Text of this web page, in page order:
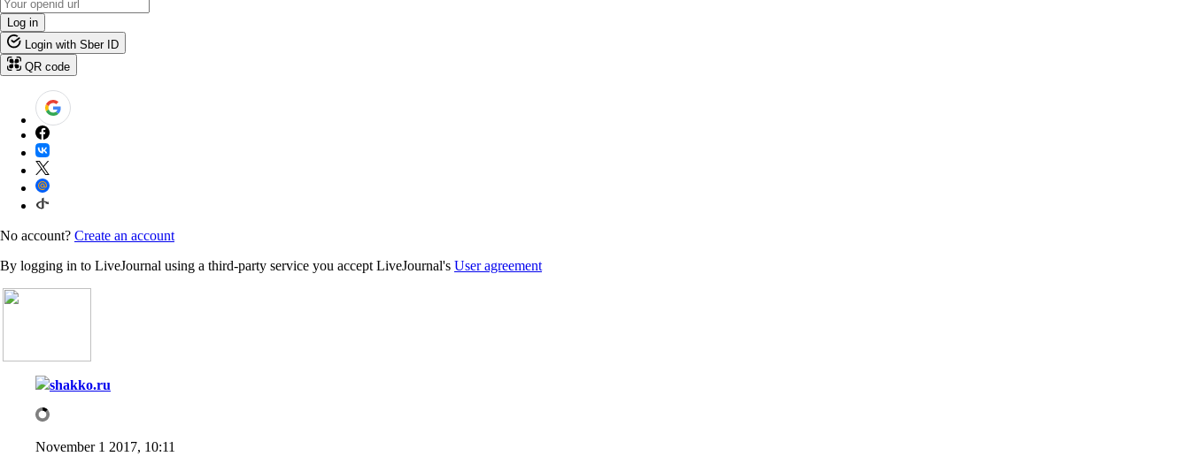
Log in
Login with Sber ID
QR code
No account? Create an account
By logging in to LiveJournal using a third-party service you accept LiveJournal's User agreement
shakko.ru
November 1 2017, 10:11